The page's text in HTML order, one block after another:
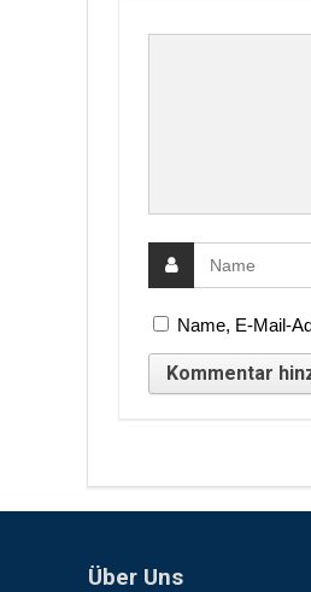
Name, E-Mail-
Über Uns